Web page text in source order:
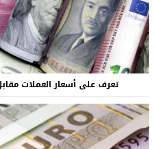
تعرف على أسعار العملات